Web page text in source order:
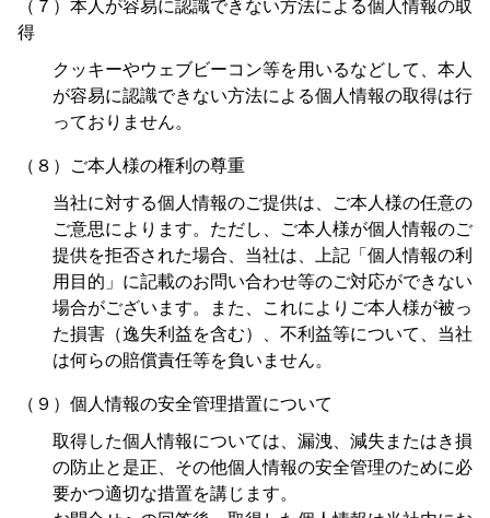
（７）本人が容易に認識できない方法による個人情報の取
得
クッキーやウェブビーコン等を用いるなどして、本人
が容易に認識できない方法による個人情報の取得は行
っておりません。
（８）ご本人様の権利の尊重
当社に対する個人情報のご提供は、ご本人様の任意の
ご意思によります。ただし、ご本人様が個人情報のご
提供を拒否された場合、当社は、上記「個人情報の利
用目的」に記載のお問い合わせ等のご対応ができない
場合がございます。また、これによりご本人様が被っ
た損害（逸失利益を含む）、不利益等について、当社
は何らの賠償責任等を負いません。
（９）個人情報の安全管理措置について
取得した個人情報については、漏洩、減失またはき損
の防止と是正、その他個人情報の安全管理のために必
要かつ適切な措置を講じます。